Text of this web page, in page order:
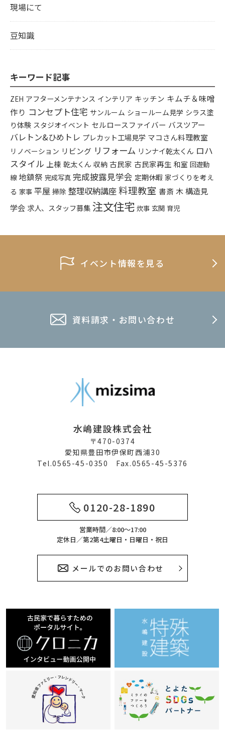
現場にて
豆知識
キーワード記事
ZEH アフターメンテナンス インテリア キッチン キムチ＆味噌
作り コンセプト住宅 サンルーム ショールーム見学 シラス塗
り体験 スタジオイベント セルロースファイバー バスツアー
バレトン&ひめトレ プレカット工場見学 マコさん料理教室
リノベーション リビング リフォーム リンナイ乾太くん ロハ
スタイル 上棟 乾太くん 収納 古民家 古民家再生 和室 回遊動
線 地鎮祭 完成写真 完成披露見学会 定期休暇 家づくりを考え
る 家事 平屋 掃除 整理収納講座料理教室 書斎 木構造見
学会 求人、スタッフ募集注文住宅 炊事 玄関 育児
イベント情報を見る
資料請求・お問い合わせ
水嶋建設株式会社
〒470-0374
愛知県豊田市伊保町西浦30
Tel.0565-45-0350 Fax.0565-45-5376
0120-28-1890
営業時間／8:00～17:00
定休日／第2第4土曜日・日曜日・祝日
メールでのお問い合わせ